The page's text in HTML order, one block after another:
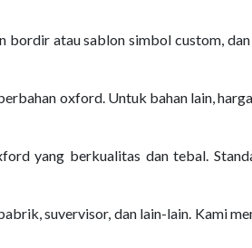
bordir atau sablon simbol custom,
oxford. Untuk bahan lain,
yang berkualitas dan tebal.
suvervisor, dan lain-lain. Kami